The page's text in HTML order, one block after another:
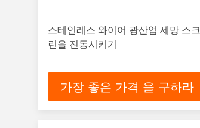
스테인레스 와이어 광산업 세망 스크
린을 진동시키기
가장 좋은 가격 을 구하라